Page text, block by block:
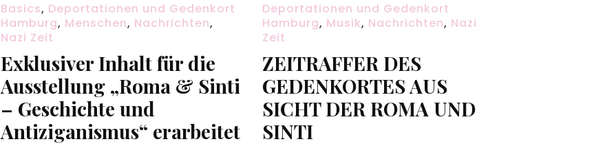
Basics, Deportationen und Gedenkort
Hamburg, Menschen, Nachrichten,
Nazi Zeit
Exklusiver Inhalt für die
Ausstellung „Roma & Sinti
– Geschichte und
Antiziganismus“ erarbeitet
Deportationen und Gedenkort
Hamburg, Musik, Nachrichten, Nazi
Zeit
ZEITRAFFER DES
GEDENKORTES AUS
SICHT DER ROMA UND
SINTI